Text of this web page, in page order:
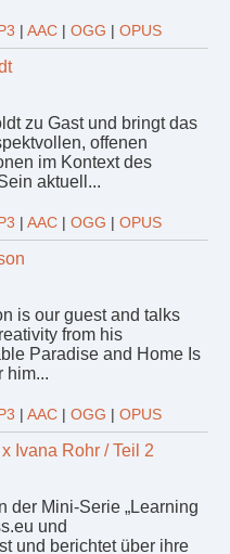
| AAC | OGG | OPUS
zu Gast und bringt das
offenen
im Kontext des
aktuell...
| AAC | OGG | OPUS
is our guest and talks
from his
Paradise and Home Is
him...
| AAC | OGG | OPUS
Ivana Rohr / Teil 2
der Mini-Serie „Learning
und
und berichtet über ihre